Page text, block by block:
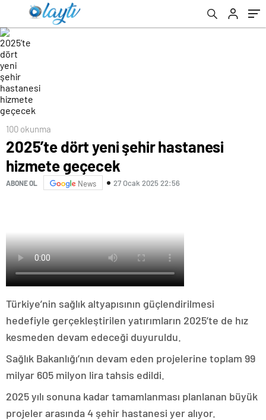
100 okunma
2025’te dört yeni şehir hastanesi
hizmete geçecek
ABONE OL News 27 Ocak 2025 22:56
Türkiye’nin sağlık altyapısının güçlendirilmesi
hedefiyle gerçekleştirilen yatırımların 2025’te de hız
kesmeden devam edeceği duyuruldu.
Sağlık Bakanlığı’nın devam eden projelerine toplam 99
milyar 605 milyon lira tahsis edildi.
2025 yılı sonuna kadar tamamlanması planlanan büyük
projeler arasında 4 şehir hastanesi yer alıyor.